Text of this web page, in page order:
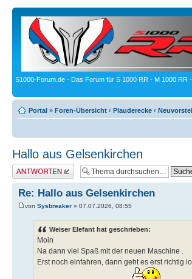
S1000-Forum.de - Das Forum für S 1000 RR - M 1000 RR
Portal » Foren-Übersicht ‹ Plauderecke ‹
Hallo aus Gelsenkirchen
Antwort erstellen
Re: Hallo aus Gelsenkirchen
von Sysbreaker » 07.07.2026, 08:55
Weiser Elefant hat geschrieben:
Moin
Na dann viel Spaß mit der neuen Maschine .
Erst noch einfahren, dann geht es erst richtig